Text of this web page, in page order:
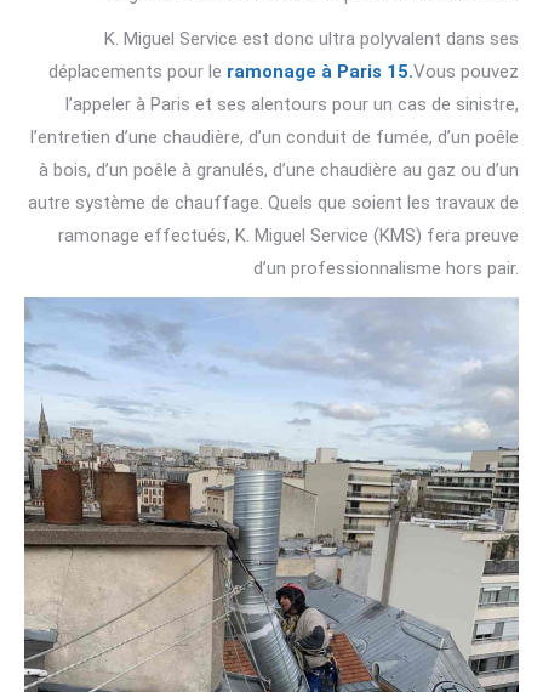
K. Miguel Service est donc ultra polyvalent dans ses
déplacements pour le ramonage à Paris 15.Vous pouvez
l’appeler à Paris et ses alentours pour un cas de sinistre,
l’entretien d’une chaudière, d’un conduit de fumée, d’un poêle
à bois, d’un poêle à granulés, d’une chaudière au gaz ou d’un
autre système de chauffage. Quels que soient les travaux de
ramonage effectués, K. Miguel Service (KMS) fera preuve
d’un professionnalisme hors pair.